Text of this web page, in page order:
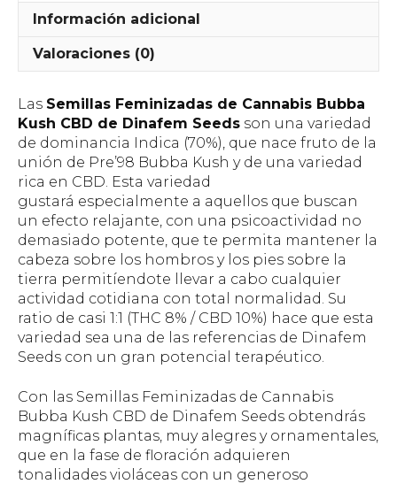
Información adicional
Valoraciones (0)
Las Semillas Feminizadas de Cannabis Bubba
Kush CBD de Dinafem Seeds son una variedad
de dominancia Indica (70%), que nace fruto de la
unión de Pre’98 Bubba Kush y de una variedad
rica en CBD. Esta variedad
gustará especialmente a aquellos que buscan
un efecto relajante, con una psicoactividad no
demasiado potente, que te permita mantener la
cabeza sobre los hombros y los pies sobre la
tierra permitíendote llevar a cabo cualquier
actividad cotidiana con total normalidad. Su
ratio de casi 1:1 (THC 8% / CBD 10%) hace que esta
variedad sea una de las referencias de Dinafem
Seeds con un gran potencial terapéutico.
Con las Semillas Feminizadas de Cannabis
Bubba Kush CBD de Dinafem Seeds obtendrás
magníficas plantas, muy alegres y ornamentales,
que en la fase de floración adquieren
tonalidades violáceas con un generoso